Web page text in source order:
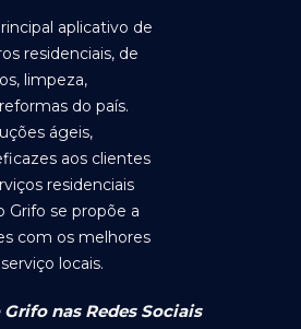
aplicativo de
residenciais, de
limpeza,
do país.
ágeis,
aos clientes
residenciais
Grifo se propõe a
com os melhores
locais.
nas Redes Sociais